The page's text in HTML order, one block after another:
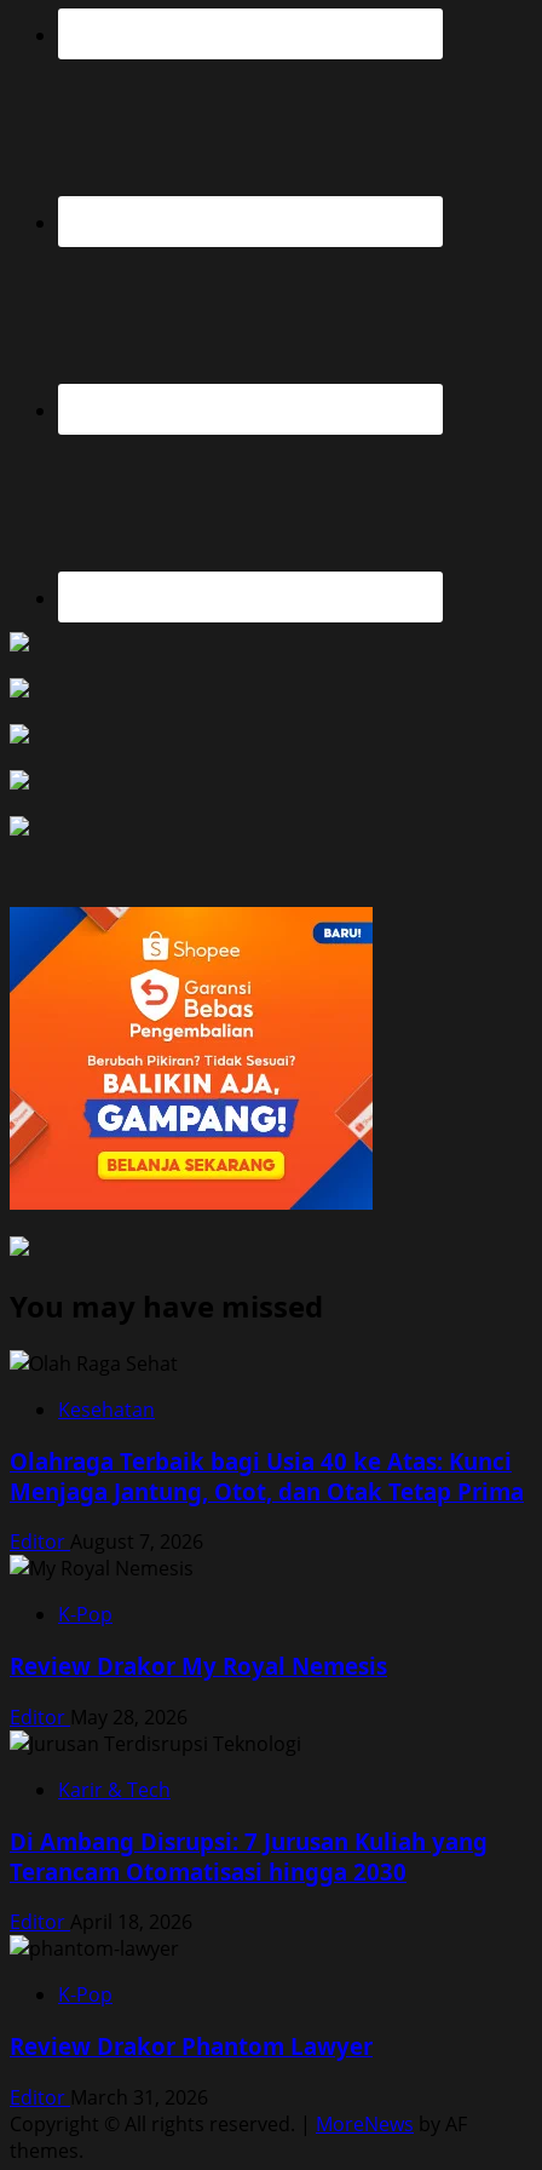
You may have missed
Kesehatan
Olahraga Terbaik bagi Usia 40 ke Atas: Kunci
Menjaga Jantung, Otot, dan Otak Tetap Prima
Editor August 7, 2026
K-Pop
Review Drakor My Royal Nemesis
Editor May 28, 2026
Karir & Tech
Di Ambang Disrupsi: 7 Jurusan Kuliah yang
Terancam Otomatisasi hingga 2030
Editor April 18, 2026
K-Pop
Review Drakor Phantom Lawyer
Editor March 31, 2026
Copyright © All rights reserved. | MoreNews by AF
themes.